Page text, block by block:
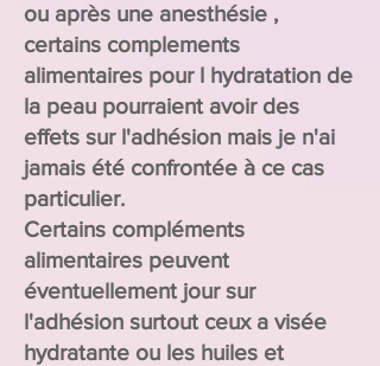
ou après une anesthésie ,
certains complements
alimentaires pour l hydratation de
la peau pourraient avoir des
effets sur l'adhésion mais je n'ai
jamais été confrontée à ce cas
particulier.
Certains compléments
alimentaires peuvent
éventuellement jour sur
l'adhésion surtout ceux a visée
hydratante ou les huiles et